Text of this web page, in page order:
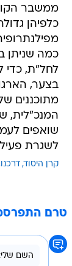
ממשבר
כלפיהן
כמה שניתן
לחל"ת, כדי
בצער,
מתוכננים
המנכ"לית,
שואפים
לשגרת
קרן היסוד דרכנו
טרם